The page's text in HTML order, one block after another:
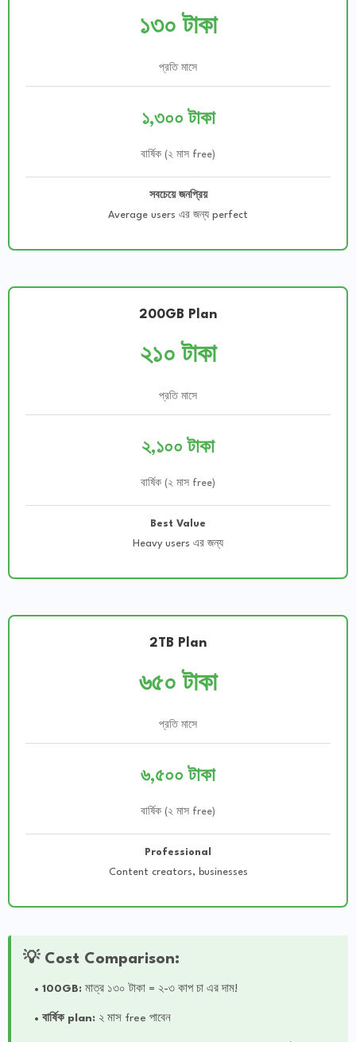
১৩০ টাকা
প্রতি মাসে
১,৩০০ টাকা
বার্ষিক (২ মাস free)
সবচেয়ে জনপ্রিয়
Average users এর জন্য perfect
200GB Plan
২১০ টাকা
প্রতি মাসে
২,১০০ টাকা
বার্ষিক (২ মাস free)
Best Value
Heavy users এর জন্য
2TB Plan
৬৫০ টাকা
প্রতি মাসে
৬,৫০০ টাকা
বার্ষিক (২ মাস free)
Professional
Content creators, businesses
💡 Cost Comparison:
100GB: মাত্র ১৩০ টাকা = ২-৩ কাপ চা এর দাম!
বার্ষিক plan: ২ মাস free পাবেন